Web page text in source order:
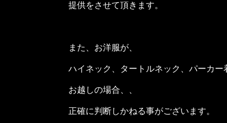
提供をさせて頂きます。
また、お洋服が、
ハイネック、タートルネック、パーカー
お越しの場合、、
正確に判断しかねる事がございます。